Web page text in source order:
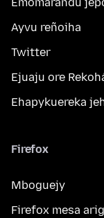
Emomarandu
Ayvu reñoiha
Twitter
Ejuaju ore
Ehapykuereka
Firefox
Mboguejy
Firefox mesa